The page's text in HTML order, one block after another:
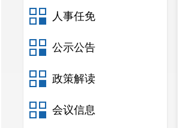
人事任免
公示公告
政策解读
会议信息